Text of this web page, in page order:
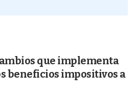
que implementa
beneficios impositivos a